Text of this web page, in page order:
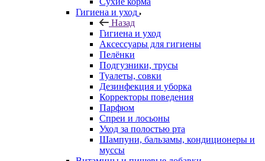
Гигиена и уход
Назад
Гигиена и уход
Аксессуары для гигиены
Пелёнки
Подгузники, трусы
Туалеты, совки
Дезинфекция и уборка
Корректоры поведения
Парфюм
Спреи и лосьоны
Уход за полостью рта
Шампуни, бальзамы, кондиционеры и
муссы